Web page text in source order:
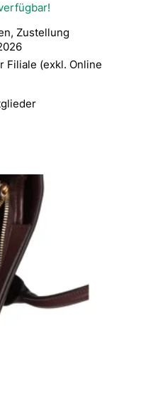
Zustellung
Filiale (exkl. Online